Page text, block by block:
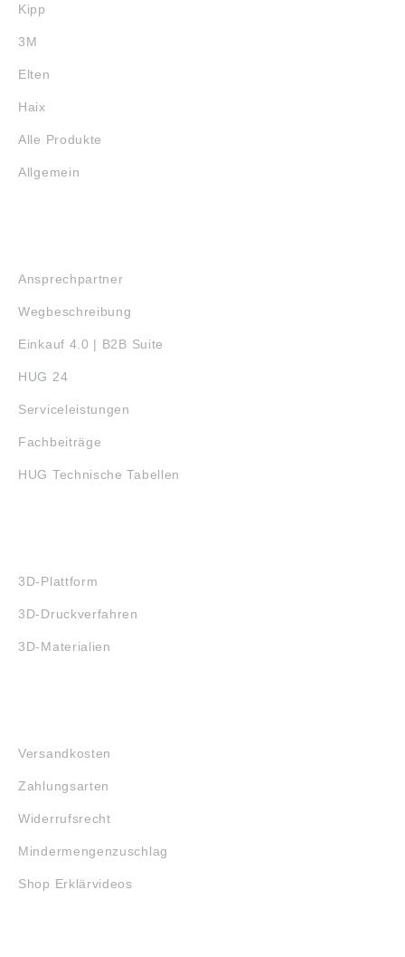
Kipp
3M
Elten
Haix
Alle Produkte
Allgemein
Ansprechpartner
Wegbeschreibung
Einkauf 4.0 | B2B Suite
HUG 24
Serviceleistungen
Fachbeiträge
HUG Technische Tabellen
3D-Plattform
3D-Druckverfahren
3D-Materialien
Versandkosten
Zahlungsarten
Widerrufsrecht
Mindermengenzuschlag
Shop Erklärvideos